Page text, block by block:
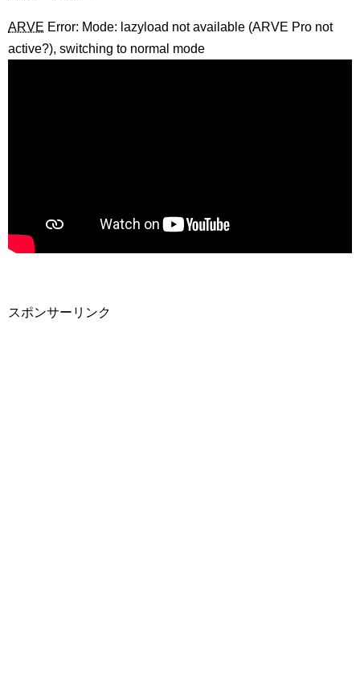
ARVE Error: Mode: lazyload not available (ARVE Pro not
active?), switching to normal mode
スポンサーリンク